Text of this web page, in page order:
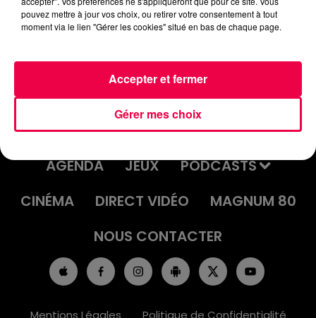
ACCUEIL INFOS
EMISSIONS
AGENDA
JEUX
PODCASTS
CINÉMA
DIRECT VIDÉO
MAGNUM 80
NOUS CONTACTER
Mentions Légales Politique de Confidentialité
pouvez mettre à jour vos choix, ou retirer votre consentement à tout
moment via le lien "Gérer les cookies" situé en bas de chaque page.
Gérer mes choix
Accepter et fermer